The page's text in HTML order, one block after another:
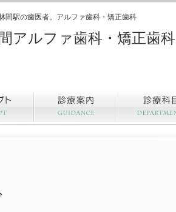
間駅の歯医者。アルファ歯科・矯正歯科
アルファ歯科・矯正歯科